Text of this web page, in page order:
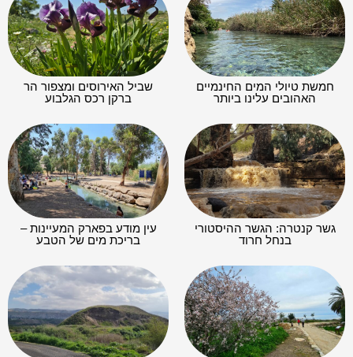
חמשת טיולי המים החינמיים
האהובים עלינו ביותר
שביל האירוסים ומצפור הר
ברקן רכס הגלבוע
גשר קנטרה: הגשר ההיסטורי
בנחל חרוד
עין מודע בפארק המעיינות –
בריכת מים של הטבע